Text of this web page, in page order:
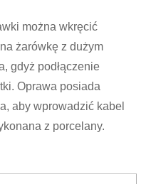
można wkręcić
żarówkę z dużym
gdyż podłączenie
Oprawa posiada
aby wprowadzić kabel
z porcelany.